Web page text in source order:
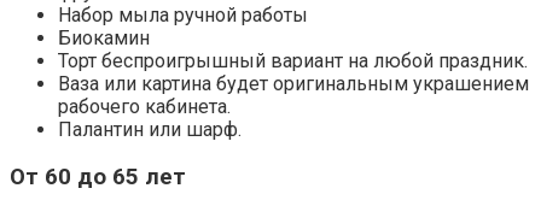
Набор мыла ручной работы
Биокамин
Торт беспроигрышный вариант на любой праздник.
Ваза или картина будет оригинальным украшением
рабочего кабинета.
Палантин или шарф.
От 60 до 65 лет